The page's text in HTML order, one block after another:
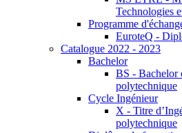
Technologies
Programme
EuroteQ -
Catalogue 2022 - 2023
Bachelor
BS - Bachelor
polytechnique
Cycle Ingénieur
X - Titre
polytechnique